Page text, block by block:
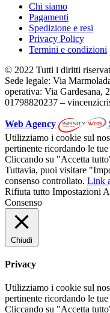
Chi siamo
Pagamenti
Spedizione e resi
Privacy Policy
Termini e condizioni
© 2022 Tutti i diritti
Sede legale: Via
operativa: Via Gardesana,
01798820237 –
Web Agency
Utilizziamo i cookie sul
pertinente ricordando le
Cliccando su "Accetta
Tuttavia, puoi visitare
consenso controllato. Link
Rifiuta tutto Impostazioni
Consenso
Chiudi
Privacy
Utilizziamo i cookie sul
pertinente ricordando le
Cliccando su "Accetta